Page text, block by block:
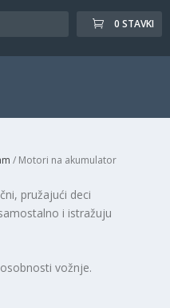
0 STAVKI
/ Motori na akumulator
pružajući deci
i istražuju
vožnje.